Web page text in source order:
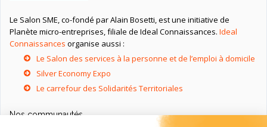
Le Salon SME, co-fondé par Alain Bosetti, est une initiative de
Planète micro-entreprises, filiale de Ideal Connaissances. Ideal
Connaissances organise aussi :
Le Salon des services à la personne et de l’emploi à domicile
Silver Economy Expo
Le carrefour des Solidarités Territoriales
Nos communautés